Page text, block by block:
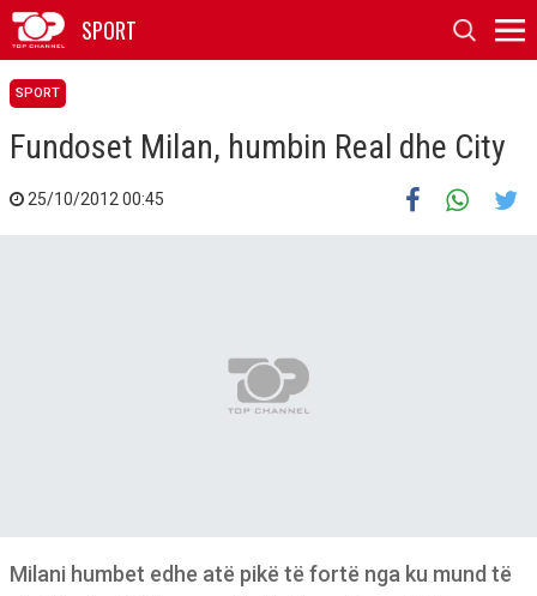
SPORT
SPORT
Fundoset Milan, humbin Real dhe City
25/10/2012 00:45
Milani humbet edhe atë pikë të fortë nga ku mund të